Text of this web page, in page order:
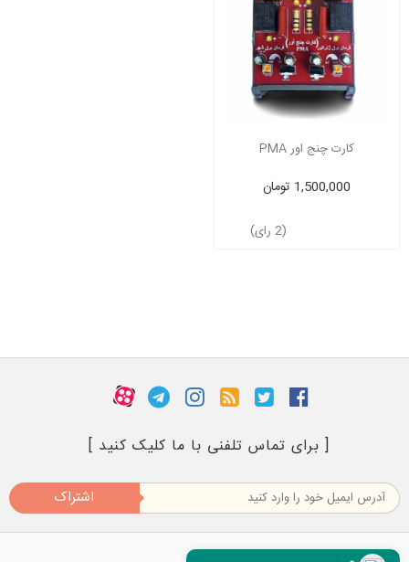
کارت چنج اور PMA
1,500,000 تومان
(2 رای)
[ برای تماس تلفنی با ما کلیک کنید ]
اشتراک